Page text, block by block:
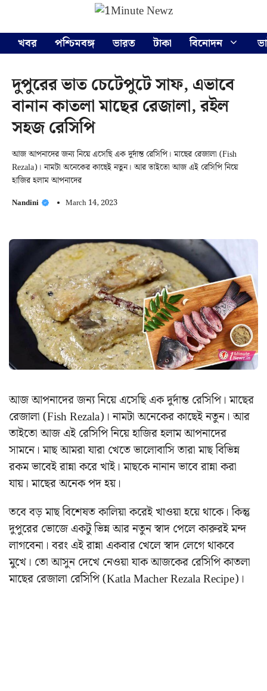
content
খবর
পশ্চিমবঙ্গ ভারত টাকা বিনোদন
দুপুরের ভাত চেটেপুটে সাফ, এভাবে
বানান কাতলা মাছের রেজালা, রইল
সহজ রেসিপি
আজ আপনাদের জন্য নিয়ে এসেছি এক দুর্দান্ত রেসিপি। মাছের রেজালা (Fish
Rezala)। নামটা অনেকের কাছেই নতুন। আর তাইতো আজ এই রেসিপি নিয়ে
হাজির হলাম আপনাদের
Nandini March 14, 2023
আজ আপনাদের জন্য নিয়ে এসেছি এক দুর্দান্ত রেসিপি। মাছের
রেজালা (Fish Rezala)। নামটা অনেকের কাছেই নতুন। আর
তাইতো আজ এই রেসিপি নিয়ে হাজির হলাম আপনাদের
সামনে। মাছ আমরা যারা খেতে ভালোবাসি তারা মাছ বিভিন্ন
রকম ভাবেই রান্না করে খাই। মাছকে নানান ভাবে রান্না করা
যায়। মাছের অনেক পদ হয়।
তবে বড় মাছ বিশেষত কালিয়া করেই খাওয়া হয়ে থাকে। কিন্তু
দুপুরের ভোজে একটু ভিন্ন আর নতুন স্বাদ পেলে কারুরই মন্দ
লাগবেনা। বরং এই রান্না একবার খেলে স্বাদ লেগে থাকবে
মুখে। তো আসুন দেখে নেওয়া যাক আজকের রেসিপি কাতলা
মাছের রেজালা রেসিপি (Katla Macher Rezala Recipe)।